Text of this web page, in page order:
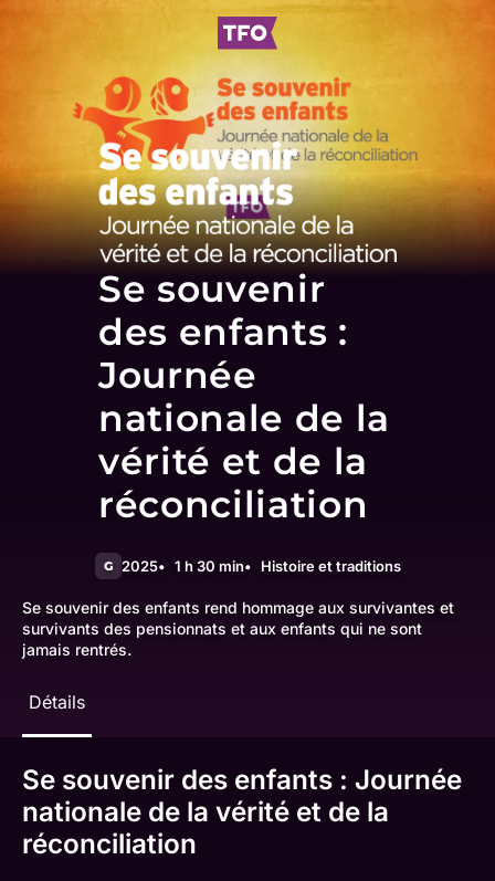
Se souvenir
des enfants :
Journée
nationale de la
vérité et de la
réconciliation
G 2025 1 h 30 min Histoire et traditions
Se souvenir des enfants rend hommage aux survivantes et
survivants des pensionnats et aux enfants qui ne sont
jamais rentrés.
Détails
Se souvenir des enfants : Journée
nationale de la vérité et de la
réconciliation